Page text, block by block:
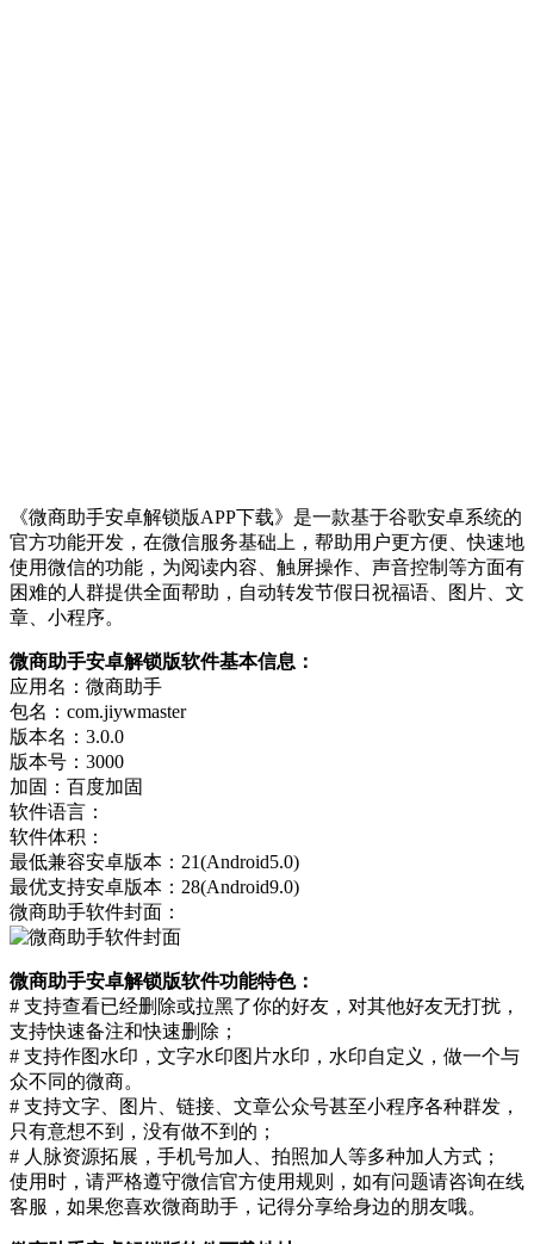
《微商助手安卓解锁版APP下载》是一款基于谷歌安卓系统的
官方功能开发，在微信服务基础上，帮助用户更方便、快速地
使用微信的功能，为阅读内容、触屏操作、声音控制等方面有
困难的人群提供全面帮助，自动转发节假日祝福语、图片、文
章、小程序。
微商助手安卓解锁版软件基本信息：
应用名：微商助手
包名：com.jiywmaster
版本名：3.0.0
版本号：3000
加固：百度加固
软件语言：
软件体积：
最低兼容安卓版本：21(Android5.0)
最优支持安卓版本：28(Android9.0)
微商助手软件封面：
微商助手安卓解锁版软件功能特色：
# 支持查看已经删除或拉黑了你的好友，对其他好友无打扰，
支持快速备注和快速删除；
# 支持作图水印，文字水印图片水印，水印自定义，做一个与
众不同的微商。
# 支持文字、图片、链接、文章公众号甚至小程序各种群发，
只有意想不到，没有做不到的；
# 人脉资源拓展，手机号加人、拍照加人等多种加人方式；
使用时，请严格遵守微信官方使用规则，如有问题请咨询在线
客服，如果您喜欢微商助手，记得分享给身边的朋友哦。